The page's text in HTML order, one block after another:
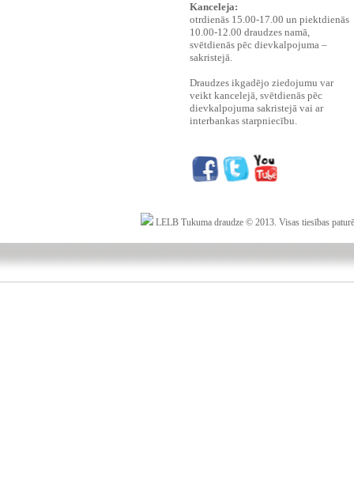
Kanceleja:
otrdienās 15.00-17.00 un piektdienās
10.00-12.00 draudzes namā,
svētdienās pēc dievkalpojuma –
sakristejā.
Draudzes ikgadējo ziedojumu var
veikt kancelejā, svētdienās pēc
dievkalpojuma sakristejā vai ar
interbankas starpniecību.
LELB Tukuma draudze © 2013. Visas tiesības